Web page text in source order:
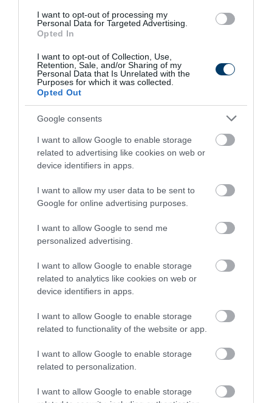
I want to opt-out of processing my
Personal Data for Targeted Advertising.
Opted In
I want to opt-out of Collection, Use,
Retention, Sale, and/or Sharing of my
Personal Data that Is Unrelated with the
Purposes for which it was collected.
Opted Out
Google consents
I want to allow Google to enable storage
related to advertising like cookies on web or
device identifiers in apps.
I want to allow my user data to be sent to
Google for online advertising purposes.
I want to allow Google to send me
personalized advertising.
I want to allow Google to enable storage
related to analytics like cookies on web or
device identifiers in apps.
I want to allow Google to enable storage
related to functionality of the website or app.
I want to allow Google to enable storage
related to personalization.
I want to allow Google to enable storage
Your Body!
379 110 396
9 h 18 min